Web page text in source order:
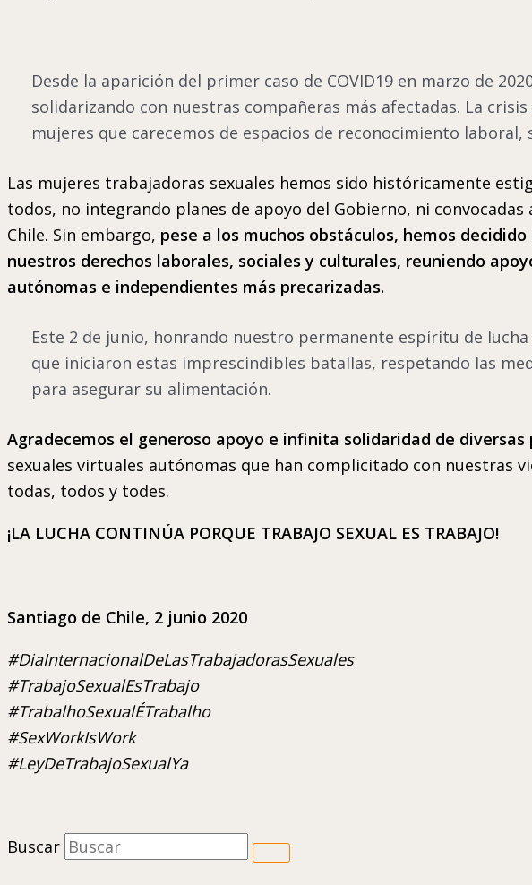
Desde la aparición del primer caso de COVID19 en marzo de
solidarizando con nuestras compañeras más afectadas. La
mujeres que carecemos de espacios de reconocimiento
Las mujeres trabajadoras sexuales hemos sido históricamente
todos, no integrando planes de apoyo del Gobierno, ni
Chile. Sin embargo, pese a los muchos obstáculos, hemos
nuestros derechos laborales, sociales y culturales, reuniendo
autónomas e independientes más precarizadas.
Este 2 de junio, honrando nuestro permanente espíritu de
que iniciaron estas imprescindibles batallas, respetando las
para asegurar su alimentación.
Agradecemos el generoso apoyo e infinita solidaridad de diversas
sexuales virtuales autónomas que han complicitado con nuestras
todas, todos y todes.
¡LA LUCHA CONTINÚA PORQUE TRABAJO SEXUAL ES TRABAJO!
Santiago de Chile, 2 junio 2020
#DiaInternacionalDeLasTrabajadorasSexuales
#TrabajoSexualEsTrabajo
#TrabalhoSexualÉTrabalho
#SexWorkIsWork
#LeyDeTrabajoSexualYa
Buscar